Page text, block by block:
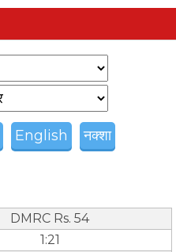
English नक्शा
DMRC Rs. 54
1:21